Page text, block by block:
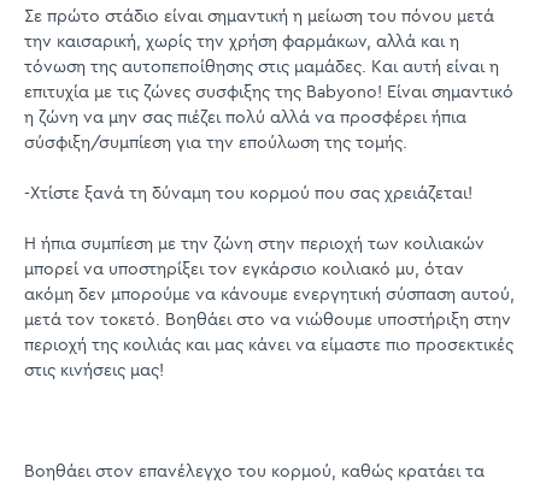
Σε πρώτο στάδιο είναι σημαντική η μείωση του πόνου μετά
την καισαρική, χωρίς την χρήση φαρμάκων, αλλά και η
τόνωση της αυτοπεποίθησης στις μαμάδες. Και αυτή είναι η
επιτυχία με τις ζώνες συσφιξης της Babyono! Είναι σημαντικό
η ζώνη να μην σας πιέζει πολύ αλλά να προσφέρει ήπια
σύσφιξη/συμπίεση για την επούλωση της τομής.
-Χτίστε ξανά τη δύναμη του κορμού που σας χρειάζεται!
Η ήπια συμπίεση με την ζώνη στην περιοχή των κοιλιακών
μπορεί να υποστηρίξει τον εγκάρσιο κοιλιακό μυ, όταν
ακόμη δεν μπορούμε να κάνουμε ενεργητική σύσπαση αυτού,
μετά τον τοκετό. Βοηθάει στο να νιώθουμε υποστήριξη στην
περιοχή της κοιλιάς και μας κάνει να είμαστε πιο προσεκτικές
στις κινήσεις μας!
Bοηθάει στον επανέλεγχο του κορμού, καθώς κρατάει τα